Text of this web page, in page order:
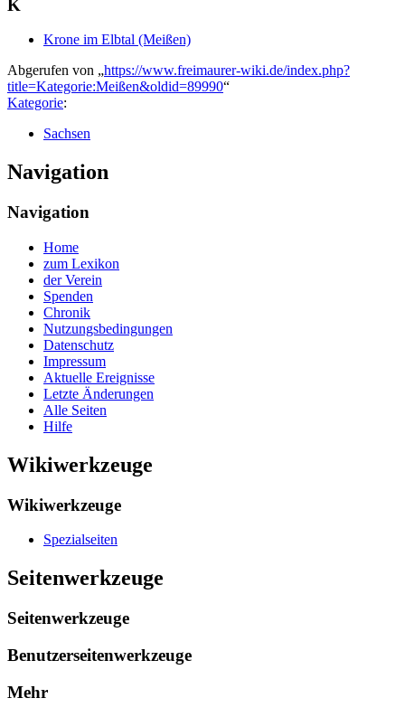
K
Krone im Elbtal (Meißen)
Abgerufen von „https://www.freimaurer-wiki.de/index.php?
title=Kategorie:Meißen&oldid=89990“
Kategorie:
Sachsen
Navigation
Navigation
Home
zum Lexikon
der Verein
Spenden
Chronik
Nutzungsbedingungen
Datenschutz
Impressum
Aktuelle Ereignisse
Letzte Änderungen
Alle Seiten
Hilfe
Wikiwerkzeuge
Wikiwerkzeuge
Spezialseiten
Seitenwerkzeuge
Seitenwerkzeuge
Benutzerseitenwerkzeuge
Mehr